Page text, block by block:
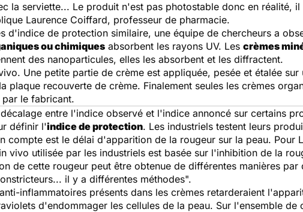
la serviette... Le produit n'est pas photostable donc en réalité,
Laurence Coiffard, professeur de pharmacie.
d'indice de protection similaire, une équipe de chercheurs a
ou chimiques absorbent les rayons UV. Les crèmes
des nanoparticules, elles les absorbent et les diffractent.
Une petite partie de crème est appliquée, pesée et étalée
plaque recouverte de crème. Finalement seules les crèmes
le fabricant.
entre l'indice observé et l'indice annoncé sur certains
définir l'indice de protection. Les industriels testent leurs
compte est le délai d'apparition de la rougeur sur la peau. Pour
vivo utilisée par les industriels est basée sur l'inhibition de la
de cette rougeur peut être obtenue de différentes manières
il y a différentes méthodes".
inflammatoires présents dans les crèmes retarderaient
d'endommager les cellules de la peau. Sur l'ensemble de